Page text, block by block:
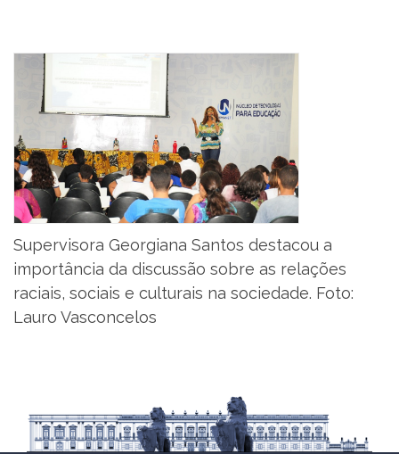
Supervisora Georgiana Santos destacou a
importância da discussão sobre as relações
raciais, sociais e culturais na sociedade. Foto:
Lauro Vasconcelos